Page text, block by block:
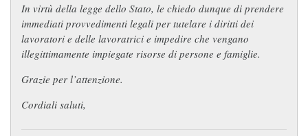
In virtù della legge dello Stato, le chiedo dunque di prendere
immediati provvedimenti legali per tutelare i diritti dei
lavoratori e delle lavoratrici e impedire che vengano
illegittimamente impiegate risorse di persone e famiglie.
Grazie per l’attenzione.
Cordiali saluti,